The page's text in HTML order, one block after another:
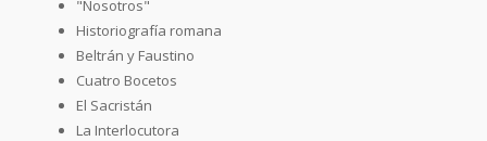
"Nosotros"
Historiografía romana
Beltrán y Faustino
Cuatro Bocetos
El Sacristán
La Interlocutora